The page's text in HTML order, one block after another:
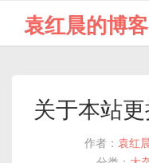
袁红晨的博客
关于本站
作者： 袁红